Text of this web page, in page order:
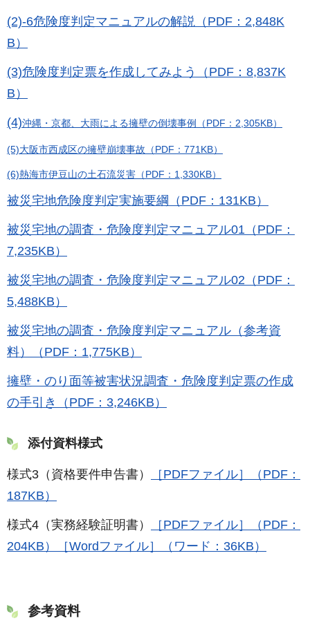
(2)-6危険度判定マニュアルの解説（PDF：2,848K
B）
(3)危険度判定票を作成してみよう（PDF：8,837K
B）
(4)沖縄・京都、大雨による擁壁の倒壊事例（PDF：2,305KB）
(5)大阪市西成区の擁壁崩壊事故（PDF：771KB）
(6)熱海市伊豆山の土石流災害（PDF：1,330KB）
被災宅地危険度判定実施要綱（PDF：131KB）
被災宅地の調査・危険度判定マニュアル01（PDF：
7,235KB）
被災宅地の調査・危険度判定マニュアル02（PDF：
5,488KB）
被災宅地の調査・危険度判定マニュアル（参考資
料）（PDF：1,775KB）
擁壁・のり面等被害状況調査・危険度判定票の作成
の手引き（PDF：3,246KB）
添付資料様式
様式3（資格要件申告書）
［PDFファイル］（PDF：
187KB）
様式4（実務経験証明書）
［PDFファイル］（PDF：
204KB）
［Wordファイル］（ワード：36KB）
参考資料